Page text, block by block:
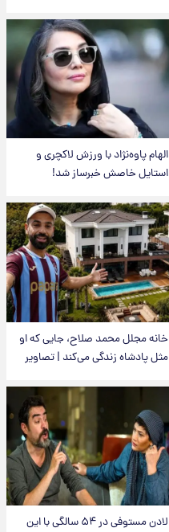
الهام پاوه‌نژاد با ورزش لاکچری و
استایل خاصش خبرساز شد!
خانه مجلل محمد صلاح، جایی که او
مثل پادشاه زندگی می‌کند | تصاویر
لادن مستوفی در ۵۴ سالگی با این